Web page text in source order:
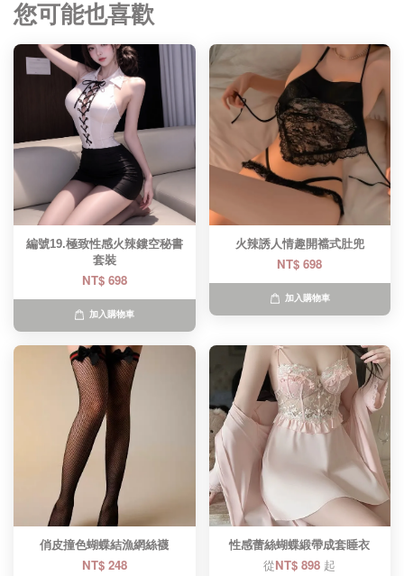
您可能也喜歡
編號19.極致性感火辣鏤空秘書
套裝
NT$ 698
加入購物車
火辣誘人情趣開襠式肚兜
NT$ 698
加入購物車
俏皮撞色蝴蝶結漁網絲襪
NT$ 248
性感蕾絲蝴蝶緞帶成套睡衣
從NT$ 898 起